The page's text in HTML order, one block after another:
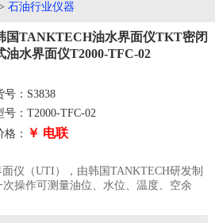
石油行业仪器
国TANKTECH油水界面仪TKT密闭
油水界面仪T2000-TFC-02
号：S3838
号：T2000-TFC-02
格： ￥ 电联
仪（UTI），由韩国TANKTECH研发制
操作可测量油位、水位、温度、空余